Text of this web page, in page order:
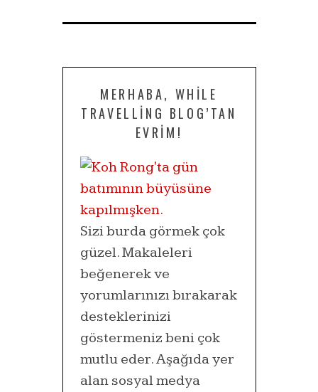
MERHABA, WHILE
TRAVELLING BLOG’TAN
EVRIM!
Sizi burda görmek çok
güzel. Makaleleri
beğenerek ve
yorumlarınızı bırakarak
desteklerinizi
göstermeniz beni çok
mutlu eder. Aşağıda yer
alan sosyal medya